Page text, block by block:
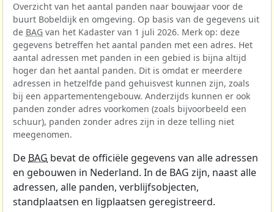
Overzicht van het aantal panden naar bouwjaar voor de
buurt Bobeldijk en omgeving. Op basis van de gegevens uit
de BAG van het Kadaster van 1 juli 2026. Merk op: deze
gegevens betreffen het aantal panden met een adres. Het
aantal adressen met panden in een gebied is bijna altijd
hoger dan het aantal panden. Dit is omdat er meerdere
adressen in hetzelfde pand gehuisvest kunnen zijn, zoals
bij een appartementengebouw. Anderzijds kunnen er ook
panden zonder adres voorkomen (zoals bijvoorbeeld een
schuur), panden zonder adres zijn in deze telling niet
meegenomen.
De BAG bevat de officiële gegevens van alle adressen
en gebouwen in Nederland. In de BAG zijn, naast alle
adressen, alle panden, verblijfsobjecten,
standplaatsen en ligplaatsen geregistreerd.